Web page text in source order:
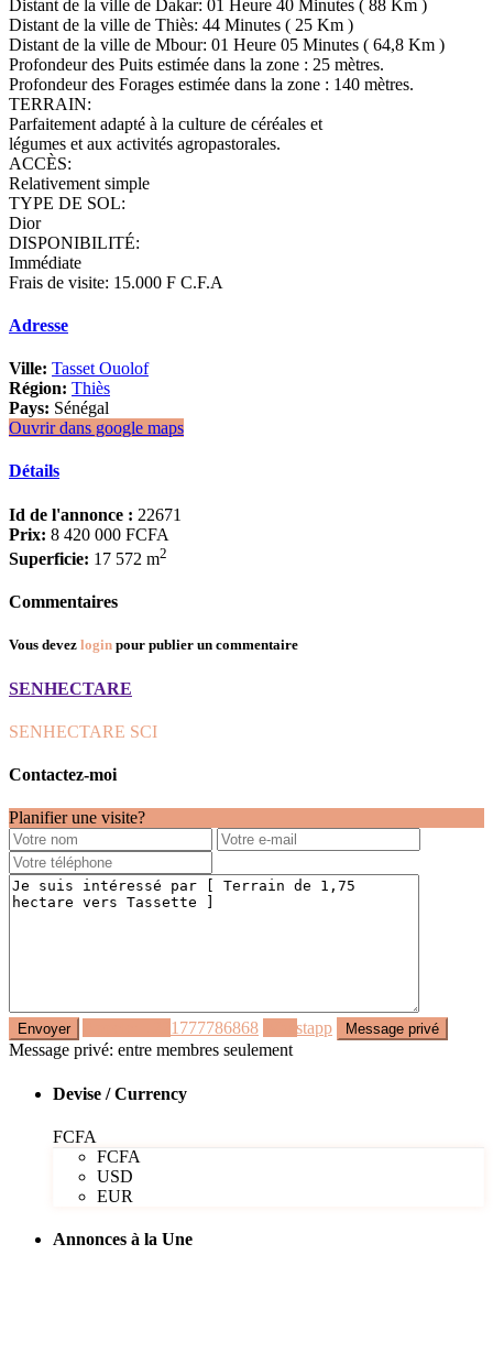
Distant de la ville de Dakar: 01 Heure 40 Minutes ( 88 Km )
Distant de la ville de Thiès: 44 Minutes ( 25 Km )
Distant de la ville de Mbour: 01 Heure 05 Minutes ( 64,8 Km )
Profondeur des Puits estimée dans la zone : 25 mètres.
Profondeur des Forages estimée dans la zone : 140 mètres.
TERRAIN:
Parfaitement adapté à la culture de céréales et
légumes et aux activités agropastorales.
ACCÈS:
Relativement simple
TYPE DE SOL:
Dior
DISPONIBILITÉ:
Immédiate
Frais de visite: 15.000 F C.F.A
Adresse
Ville: Tasset Ouolof
Région: Thiès
Pays: Sénégal
Ouvrir dans google maps
Détails
Id de l'annonce : 22671
Prix: 8 420 000 FCFA
Superficie: 17 572 m2
Commentaires
Vous devez login pour publier un commentaire
SENHECTARE
SENHECTARE SCI
Contactez-moi
Planifier une visite?
+221777786868
Whastapp
Message privé: entre membres seulement
Devise / Currency
FCFA
FCFA
USD
EUR
Annonces à la Une